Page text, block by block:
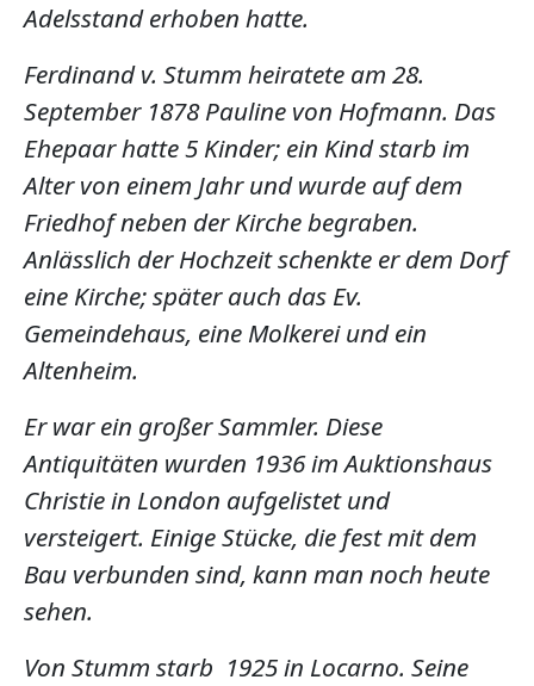
Adelsstand erhoben hatte.
Ferdinand v. Stumm heiratete am 28.
September 1878 Pauline von Hofmann. Das
Ehepaar hatte 5 Kinder; ein Kind starb im
Alter von einem Jahr und wurde auf dem
Friedhof neben der Kirche begraben.
Anlässlich der Hochzeit schenkte er dem Dorf
eine Kirche; später auch das Ev.
Gemeindehaus, eine Molkerei und ein
Altenheim.
Er war ein großer Sammler. Diese
Antiquitäten wurden 1936 im Auktionshaus
Christie in London aufgelistet und
versteigert. Einige Stücke, die fest mit dem
Bau verbunden sind, kann man noch heute
sehen.
Von Stumm starb 1925 in Locarno. Seine